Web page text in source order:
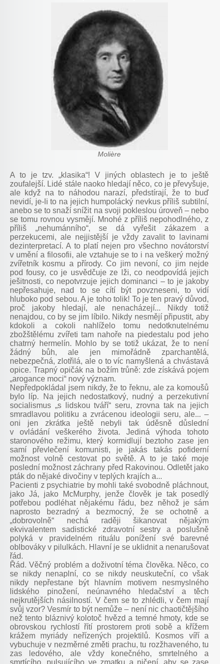
Molière
A to je tzv. „klasika“! V jiných oblastech je to ještě
zoufalejší. Lidé stále naoko hledají něco, co je převyšuje,
ale když na to náhodou narazí, předstírají, že to buď
nevidí, je-li to na jejich humpolácký nevkus příliš subtilní,
anebo se to snaží snížit na svoji pokleslou úroveň – nebo
se tomu rovnou vysmějí. Mnohé z příliš nepohodlného, z
příliš „nehumánního“, se dá vyřešit zákazem a
perzekucemi, ale nejjistější je vždy zavalit to lavinami
dezinterpretací. A to platí nejen pro všechno novátorství
v umění a filosofii, ale vztahuje se to i na veškerý možný
zvířetník kosmu a přírody. Co jim nevoní, co jim nejde
pod fousy, co je usvědčuje ze lži, co neodpovídá jejich
ješitnosti, co nepotvrzuje jejich dominanci – to je jakoby
nepřesahuje, nad to se cítí být povzneseni, to vidí
hluboko pod sebou. A je toho tolik! To je ten pravý důvod,
proč jakoby hledají, ale nenacházejí... Nikdy totiž
nenajdou, co by se jim líbilo. Nikdy nesmějí připustit, aby
kdokoli a cokoli nahlíželo tomu nedotknutelnému
zbožštělému zvířeti tam nahoře na piedestalu pod jeho
chatrný hermelín. Mohlo by se totiž ukázat, že to není
žádný bůh, ale jen mimořádně zparchantělá,
nebezpečná, zlotřilá, ale o to víc namyšlená a chvástavá
opice. Trapný opičák na božím trůně: zde získává pojem
„arogance moci“ nový význam.
Nepředpokládal jsem nikdy, že to řeknu, ale za komoušů
bylo líp. Na jejich nedostatkový, nudný a perzekutivní
socialismus „s lidskou tváří“ seru, zrovna tak na jejich
smradlavou politiku a zvrácenou ideologii seru, ale... –
oni jen zkrátka ještě nebyli tak úděsně důslední
v ovládání veškerého života. Jediná výhoda tohoto
staronového režimu, který kormidlují beztoho zase jen
samí převlečení komunisti, je jakás takás pofiderní
možnost volně cestovat po světě. A to je také moje
poslední možnost záchrany před Rakovinou. Odletět jako
pták do nějaké divočiny v teplých krajích a...
Pacienti z psychiatrie by mohli také svobodně pláchnout,
jako Já, jako McMurphy, jenže člověk je tak posedlý
potřebou podléhat nějakému řádu, bez něhož je sám
naprosto bezradný a bezmocný, že se ochotně a
„dobrovolně“ nechá raději šikanovat nějakým
ekvivalentem sadistické zdravotní sestry a poslušně
polyká v pravidelném rituálu ponížení své barevné
oblbováky v pilulkách. Hlavní je se uklidnit a nenarušovat
řád.
Řád. Věčný problém a doživotní téma člověka. Něco, co
se nikdy nenaplní, co se nikdy neuskuteční, co však
nikdy nepřestane být hlavním motivem nesmyslného
lidského pinožení, neúnavného hledačství a těch
nejkrutějších násilností. V čem se to zhlédli, v čem mají
svůj vzor? Vesmír to být nemůže – není nic chaotičtějšího
než tento bláznivý kolotoč hvězd a temné hmoty, kde se
obrovskou rychlostí řítí prostorem proti sobě a křížem
krážem myriády neřízených projektilů. Kosmos víří a
vybuchuje v nezměrné změti prachu, tu rozžhaveného, tu
zas ledového, ale vždy konečného, smrtelného a
smrtícího, pulsujícího ve zmatku a ničení, aby se zase